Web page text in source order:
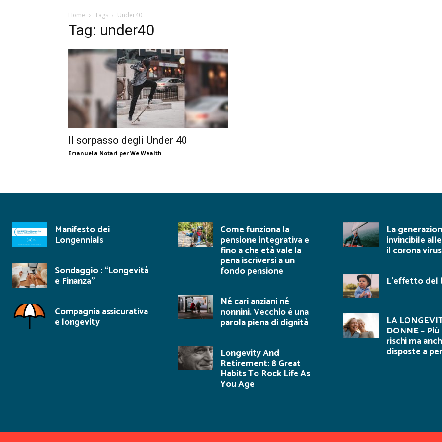
Home Tags Under40
Tag: under40
Il sorpasso degli Under 40
Emanuela Notari per We Wealth
Manifesto dei
Longennials
Sondaggio : “Longevità
e Finanza”
Compagnia assicurativa
e longevity
Come funziona la
pensione integrativa e
fino a che età vale la
pena iscriversi a un
fondo pensione
Né cari anziani né
nonnini. Vecchio è una
parola piena di dignità
Longevity And
Retirement: 8 Great
Habits To Rock Life As
You Age
La
invincibile
il corona virus
L’effetto del
LA
DONNE –
rischi ma
disposte a